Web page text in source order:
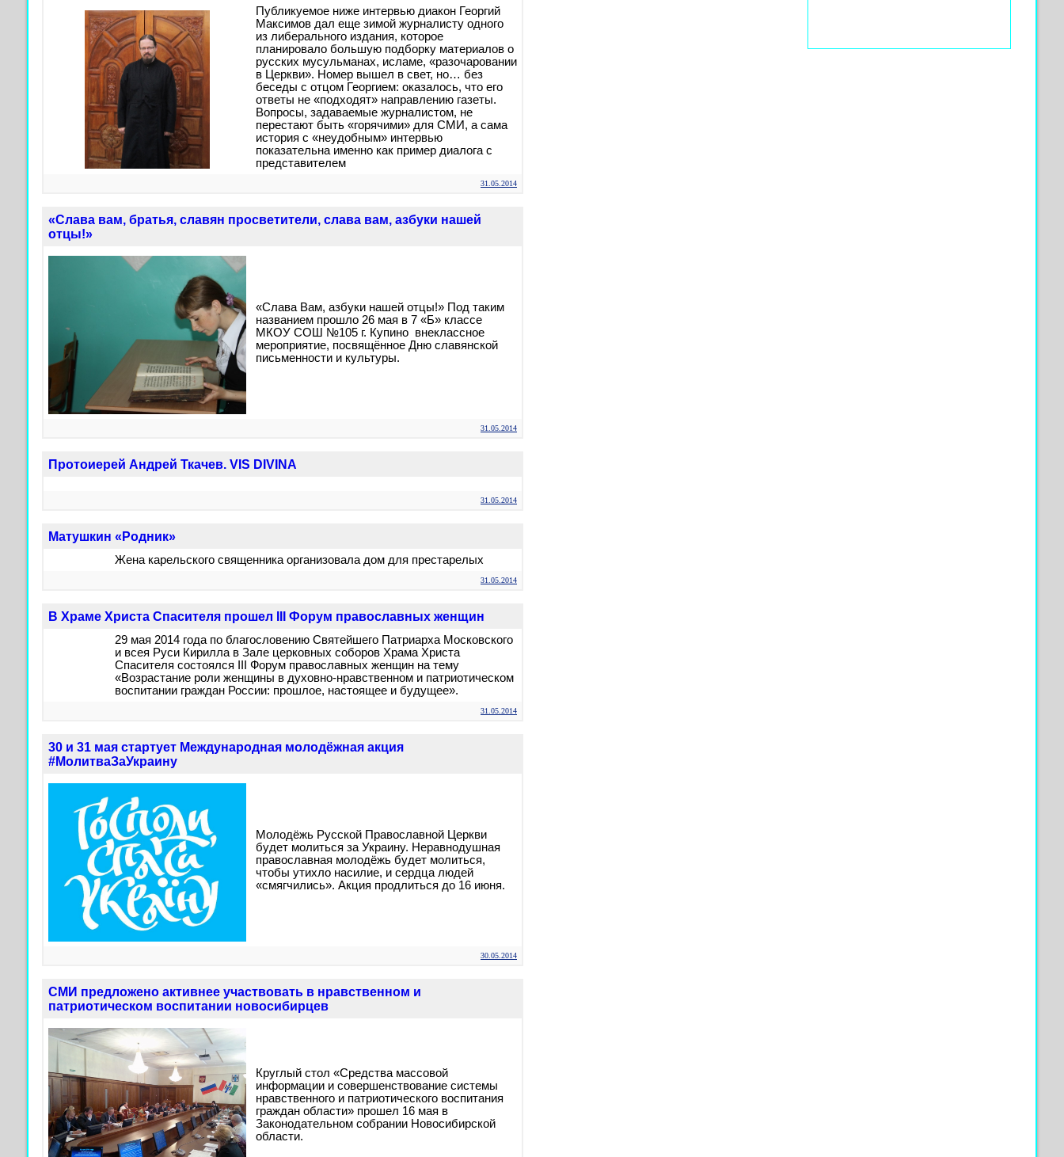
Публикуемое ниже интервью диакон Георгий
Максимов дал еще зимой журналисту одного
из либерального издания, которое
планировало большую подборку материалов о
русских мусульманах, исламе, «разочаровании
в Церкви». Номер вышел в свет, но… без
беседы с отцом Георгием: оказалось, что его
ответы не «подходят» направлению газеты.
Вопросы, задаваемые журналистом, не
перестают быть «горячими» для СМИ, а сама
история с «неудобным» интервью
показательна именно как пример диалога с
представителем
31.05.2014
«Слава вам, братья, славян просветители, слава вам, азбуки нашей
отцы!»
«Слава Вам, азбуки нашей отцы!» Под таким
названием прошло 26 мая в 7 «Б» классе
МКОУ СОШ №105 г. Купино внеклассное
мероприятие, посвящённое Дню славянской
письменности и культуры.
31.05.2014
Протоиерей Андрей Ткачев. VIS DIVINA
31.05.2014
Матушкин «Родник»
Жена карельского священника организовала дом для престарелых
31.05.2014
В Храме Христа Спасителя прошел III Форум православных женщин
29 мая 2014 года по благословению Святейшего Патриарха Московского
и всея Руси Кирилла в Зале церковных соборов Храма Христа
Спасителя состоялся III Форум православных женщин на тему
«Возрастание роли женщины в духовно-нравственном и патриотическом
воспитании граждан России: прошлое, настоящее и будущее».
31.05.2014
30 и 31 мая стартует Международная молодёжная акция
#МолитваЗаУкраину
Молодёжь Русской Православной Церкви
будет молиться за Украину. Неравнодушная
православная молодёжь будет молиться,
чтобы утихло насилие, и сердца людей
«смягчились». Акция продлиться до 16 июня.
30.05.2014
СМИ предложено активнее участвовать в нравственном и
патриотическом воспитании новосибирцев
Круглый стол «Средства массовой
информации и совершенствование системы
нравственного и патриотического воспитания
граждан области» прошел 16 мая в
Законодательном собрании Новосибирской
области.